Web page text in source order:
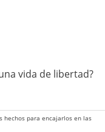
vida de libertad?
hechos para encajarlos en las